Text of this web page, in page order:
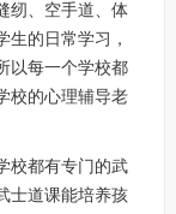
、空手道、体
生的日常学习，
以每一个学校都
校的心理辅导老
都有专门的武
士道课能培养孩